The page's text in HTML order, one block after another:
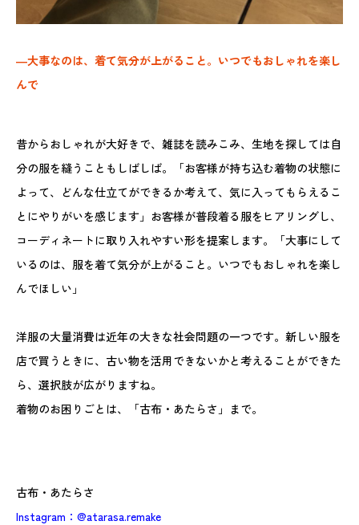
―大事なのは、着て気分が上がること。いつでもおしゃれを楽し
んで
昔からおしゃれが大好きで、雑誌を読みこみ、生地を探しては自
分の服を縫うこともしばしば。「お客様が持ち込む着物の状態に
よって、どんな仕立てができるか考えて、気に入ってもらえるこ
とにやりがいを感じます」お客様が普段着る服をヒアリングし、
コーディネートに取り入れやすい形を提案します。「大事にして
いるのは、服を着て気分が上がること。いつでもおしゃれを楽し
んでほしい」
洋服の大量消費は近年の大きな社会問題の一つです。新しい服を
店で買うときに、古い物を活用できないかと考えることができた
ら、選択肢が広がりますね。
着物のお困りごとは、「古布・あたらさ」まで。
古布・あたらさ
Instagram：@atarasa.remake